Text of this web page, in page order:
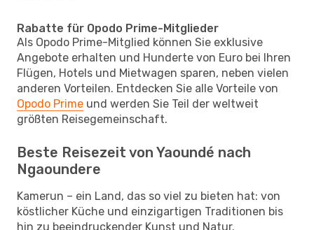
Rabatte für Opodo Prime-Mitglieder
Als Opodo Prime-Mitglied können Sie exklusive
Angebote erhalten und Hunderte von Euro bei Ihren
Flügen, Hotels und Mietwagen sparen, neben vielen
anderen Vorteilen. Entdecken Sie alle Vorteile von
Opodo Prime und werden Sie Teil der weltweit
größten Reisegemeinschaft.
Beste Reisezeit von Yaoundé nach
Ngaoundere
Kamerun – ein Land, das so viel zu bieten hat: von
köstlicher Küche und einzigartigen Traditionen bis
hin zu beeindruckender Kunst und Natur.